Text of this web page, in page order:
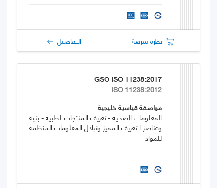
نظرة سريعة التفاصيل
GSO ISO 11238:2017
ISO 11238:2012
مواصفة قياسية خليجية
المعلومات الصحية - تعريف المنتجات الطبية - بنية
وعناصر التعريف المميز وتبادل المعلومات المنظمة
للمواد